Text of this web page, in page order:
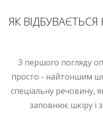
ЯК
З першого погляду
просто - найтоншим
спеціальну речовину,
заповнює шкіру